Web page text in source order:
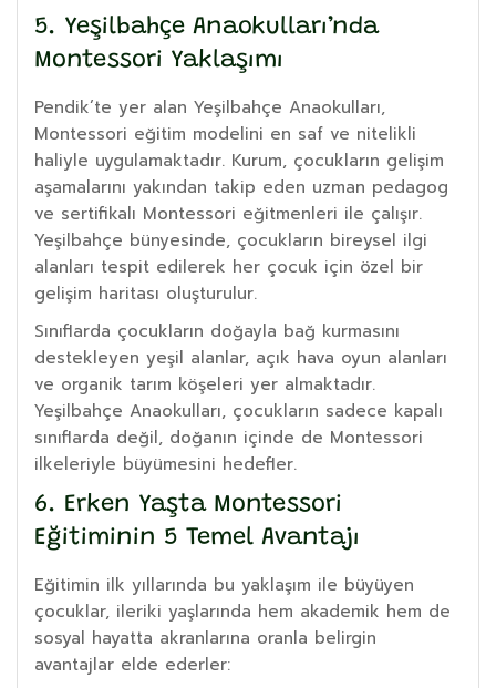
5. Yeşilbahçe Anaokulları’nda
Montessori Yaklaşımı
Pendik’te yer alan Yeşilbahçe Anaokulları,
Montessori eğitim modelini en saf ve nitelikli
haliyle uygulamaktadır. Kurum, çocukların gelişim
aşamalarını yakından takip eden uzman pedagog
ve sertifikalı Montessori eğitmenleri ile çalışır.
Yeşilbahçe bünyesinde, çocukların bireysel ilgi
alanları tespit edilerek her çocuk için özel bir
gelişim haritası oluşturulur.
Sınıflarda çocukların doğayla bağ kurmasını
destekleyen yeşil alanlar, açık hava oyun alanları
ve organik tarım köşeleri yer almaktadır.
Yeşilbahçe Anaokulları, çocukların sadece kapalı
sınıflarda değil, doğanın içinde de Montessori
ilkeleriyle büyümesini hedefler.
6. Erken Yaşta Montessori
Eğitiminin 5 Temel Avantajı
Eğitimin ilk yıllarında bu yaklaşım ile büyüyen
çocuklar, ileriki yaşlarında hem akademik hem de
sosyal hayatta akranlarına oranla belirgin
avantajlar elde ederler: